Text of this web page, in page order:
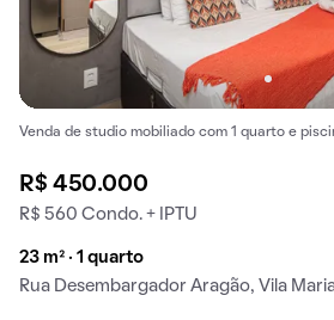
Venda de studio mobiliado com 1 quarto e
R$ 450.000
R$ 560 Condo. + IPTU
23 m² · 1 quarto
Rua Desembargador Aragão, Vila